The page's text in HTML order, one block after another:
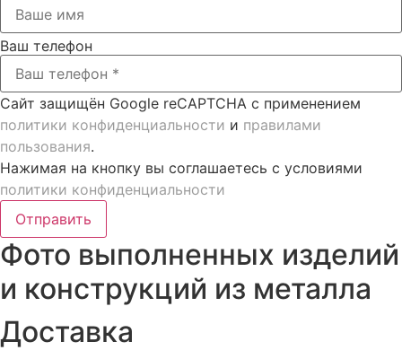
Ваш телефон
Сайт защищён Google reCAPTCHA с применением
политики конфиденциальности и правилами
пользования.
Нажимая на кнопку вы соглашаетесь с условиями
политики конфиденциальности
Отправить
Фото выполненных изделий
и конструкций из металла
Доставка